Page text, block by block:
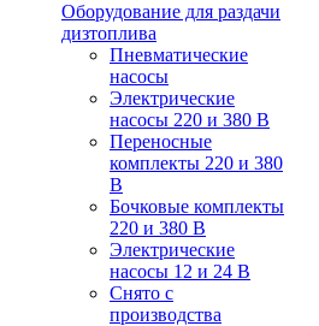
Оборудование для раздачи
дизтоплива
Пневматические
насосы
Электрические
насосы 220 и 380 В
Переносные
комплекты 220 и 380
В
Бочковые комплекты
220 и 380 В
Электрические
насосы 12 и 24 В
Снято с
производства